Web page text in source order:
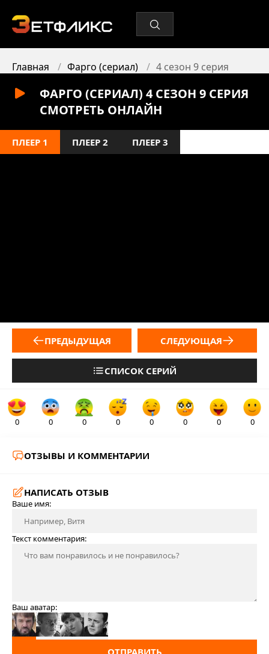
Главная Фарго (сериал) 4 сезон 9 серия
ФАРГО (СЕРИАЛ) 4 СЕЗОН 9 СЕРИЯ
СМОТРЕТЬ ОНЛАЙН
ПЛЕЕР 1 ПЛЕЕР 2 ПЛЕЕР 3
ПРЕДЫДУЩАЯ
СПИСОК СЕРИЙ
СЛЕДУЮЩАЯ
0 0 0 0 0 0 0 0
ОТЗЫВЫ И КОММЕНТАРИИ
НАПИСАТЬ ОТЗЫВ
Ваше имя:
Текст комментария:
Ваш аватар:
ОТПРАВИТЬ